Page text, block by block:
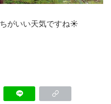
がいい天気ですね☀